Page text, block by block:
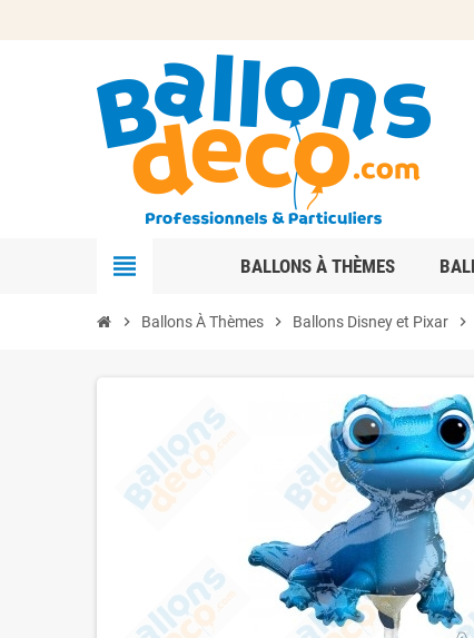
view_headline BALLONS À THÈMES
chevron_right Ballons À Thèmes chevron_right Ballons Disney et Pixar chevron_right